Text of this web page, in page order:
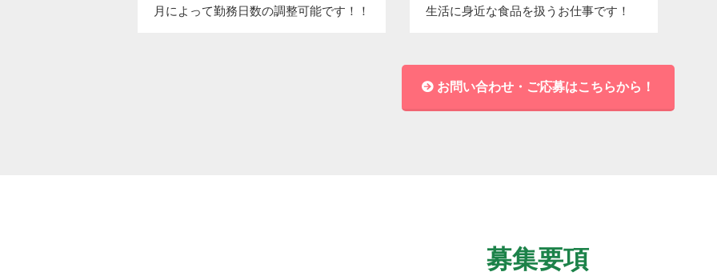
月によって勤務日数の調整可能です！！ 生活に身近な食品を扱うお仕事です！
お問い合わせ・ご応募はこちらから！
募集要項